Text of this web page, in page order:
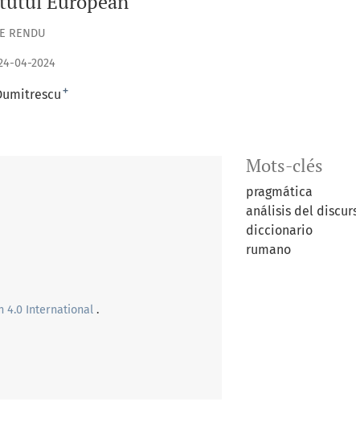
RENDU
04-2024
+
Mots-clés
pragmática
análisis del
diccionario
rumano
4.0 International .